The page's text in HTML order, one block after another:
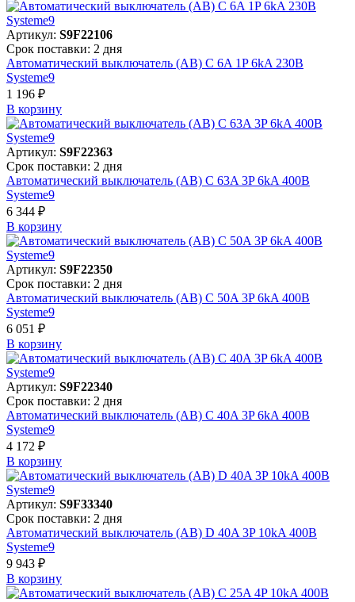
Артикул: S9F22106
Срок поставки: 2 дня
Автоматический выключатель (АВ) C 6A 1P 6kA 230В
Systeme9
1 196 ₽
В корзинy
Артикул: S9F22363
Срок поставки: 2 дня
Автоматический выключатель (АВ) C 63A 3P 6kA 400В
Systeme9
6 344 ₽
В корзинy
Артикул: S9F22350
Срок поставки: 2 дня
Автоматический выключатель (АВ) C 50A 3P 6kA 400В
Systeme9
6 051 ₽
В корзинy
Артикул: S9F22340
Срок поставки: 2 дня
Автоматический выключатель (АВ) C 40A 3P 6kA 400В
Systeme9
4 172 ₽
В корзинy
Артикул: S9F33340
Срок поставки: 2 дня
Автоматический выключатель (АВ) D 40A 3P 10kA 400В
Systeme9
9 943 ₽
В корзинy